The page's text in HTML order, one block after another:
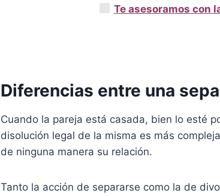
Te asesoramos con
Diferencias entre una
Cuando la pareja está casada, bien lo esté
disolución legal de la misma es más
de ninguna manera su relación.
Tanto la acción de separarse como la de